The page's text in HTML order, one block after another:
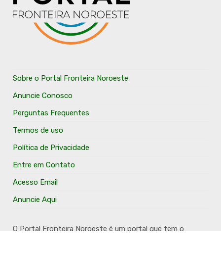
Sobre o Portal Fronteira Noroeste
Anuncie Conosco
Perguntas Frequentes
Termos de uso
Política de Privacidade
Entre em Contato
Acesso Email
Anuncie Aqui
O Portal Fronteira Noroeste é um portal que tem o